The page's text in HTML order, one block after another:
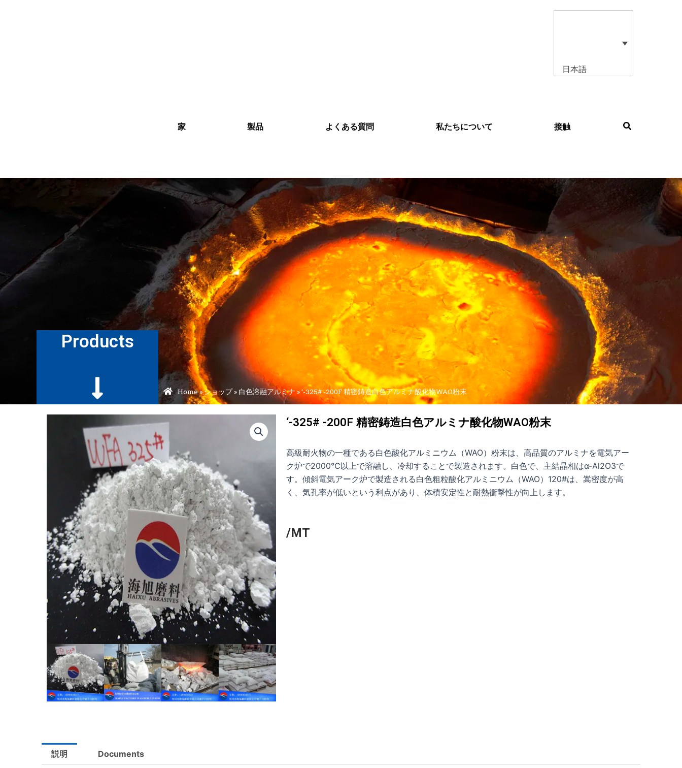
日本語
家 製品 よくある質問 私たちについて 接触
Products
Home»ショップ» 白色溶融アルミナ»‘-325# -200F 精密鋳造白色アルミナ酸化物WAO粉末
‘-325# -200F 精密鋳造白色アルミナ酸化物WAO粉末
高級耐火物の一種である白色酸化アルミニウム（WAO）粉末は、高品質のアルミナを電気アー
ク炉で2000℃以上で溶融し、冷却することで製造されます。白色で、主結晶相はα-Al2O3で
す。傾斜電気アーク炉で製造される白色粗粒酸化アルミニウム（WAO）120#は、嵩密度が高
く、気孔率が低いという利点があり、体積安定性と耐熱衝撃性が向上します。
/MT
説明 Documents